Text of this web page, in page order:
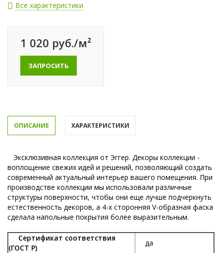
Все характеристики
1 020 руб./м²
ЗАПРОСИТЬ
ОПИСАНИЕ ХАРАКТЕРИСТИКИ
Эксклюзивная коллекция от Эггер. Декоры коллекции -
воплощение свежих идей и решений, позволяющий создать
современный актуальный интерьер вашего помещения. При
производстве коллекции мы использовали различные
структуры поверхности, чтобы они еще лучше подчеркнуть
естественность декоров, а 4-х сторонняя V-образная фаска
сделала напольные покрытия более выразительным.
Сертификат соответствия
(ГОСТ Р)
да